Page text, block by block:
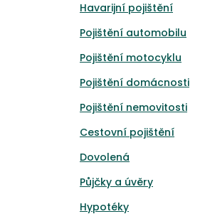
Havarijní pojištění
Pojištění automobilu
Pojištění motocyklu
Pojištění domácnosti
Pojištění nemovitosti
Cestovní pojištění
Dovolená
Půjčky a úvěry
Hypotéky